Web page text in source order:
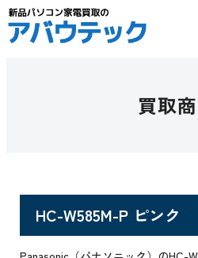
買取
HC-W585M-P ピンク